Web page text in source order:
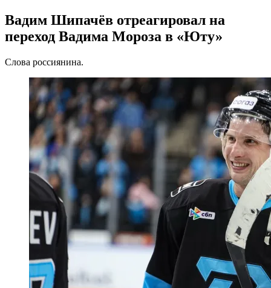
Вадим Шипачёв отреагировал на
переход Вадима Мороза в «Юту»
Слова россиянина.